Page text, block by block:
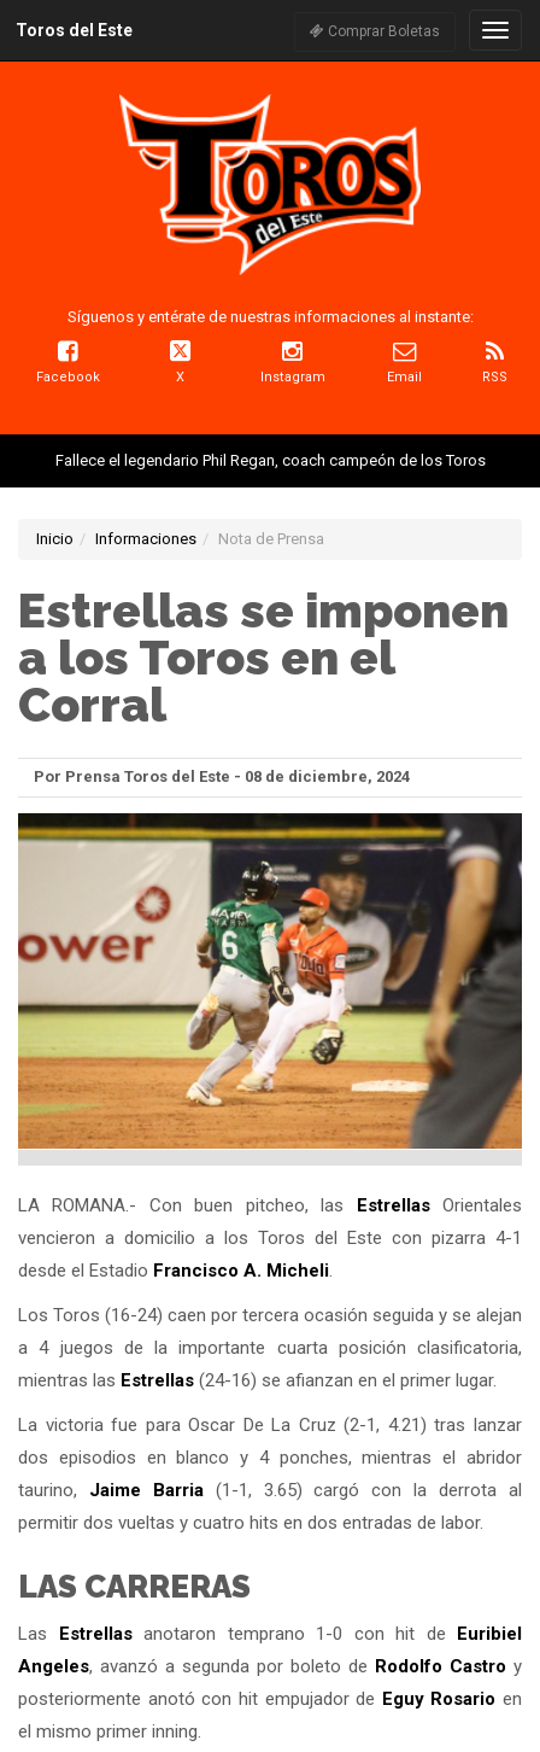
Toros del Este Comprar Boletas
Síguenos y entérate de nuestras informaciones al instante:
Facebook X Instagram Email RSS
Fallece el legendario Phil Regan, coach campeón de los Toros
Inicio Informaciones Nota de Prensa
Estrellas se imponen
a los Toros en el
Corral
Por Prensa Toros del Este - 08 de diciembre, 2024
LA ROMANA.- Con buen pitcheo, las EstrellasOrientales
vencieron a domicilio a los Toros del Este con pizarra 4-1
desde el Estadio Francisco A. Micheli.
Los Toros (16-24) caen por tercera ocasión seguida y se alejan
a 4 juegos de la importante cuarta posición clasificatoria,
mientras las Estrellas (24-16) se afianzan en el primer lugar.
La victoria fue para Oscar De La Cruz (2-1, 4.21) tras lanzar
dos episodios en blanco y 4 ponches, mientras el abridor
taurino, Jaime Barria(1-1, 3.65) cargó con la derrota al
permitir dos vueltas y cuatro hits en dos entradas de labor.
LAS CARRERAS
Las Estrellasanotaron temprano 1-0 con hit de
Euribiel
Angeles, avanzó a segunda por boleto de Rodolfo Castro y
posteriormente anotó con hit empujador de Eguy Rosario en
el mismo primer inning.